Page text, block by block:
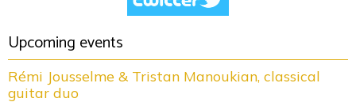
Upcoming events
Rémi Jousselme & Tristan Manoukian, classical
guitar duo